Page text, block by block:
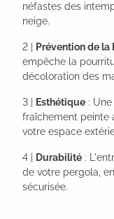
néfastes des
neige.
2 | Prévention de
empêche la
décoloration des
3 | Esthétique :
fraîchement peinte
votre espace
4 | Durabilité :
de votre pergola,
sécurisée.